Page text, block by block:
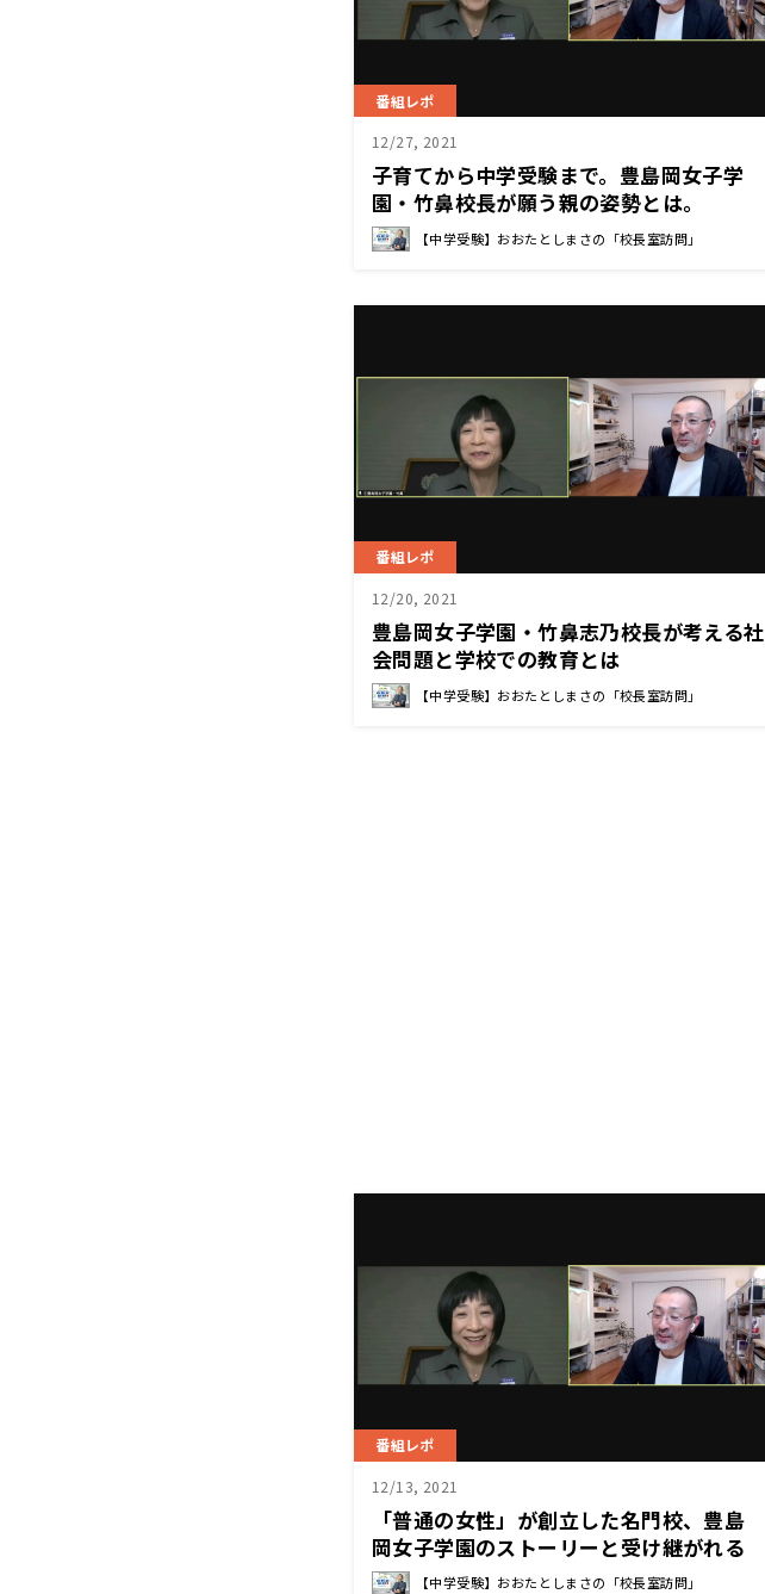
番組レポ
12/27, 2021
子育てから中学受験まで。豊島岡女子学
園・竹鼻校長が願う親の姿勢とは。
【中学受験】おおたとしまさの「校長室訪問」
番組レポ
12/20, 2021
豊島岡女子学園・竹鼻志乃校長が考える社
会問題と学校での教育とは
【中学受験】おおたとしまさの「校長室訪問」
番組レポ
12/13, 2021
「普通の女性」が創立した名門校、豊島
岡女子学園のストーリーと受け継がれる
理念。【中学受験】おおたとしまさの「校長室訪問」